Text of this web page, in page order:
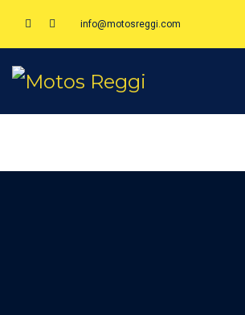
info@motosreggi.com